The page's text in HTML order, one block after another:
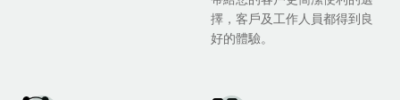
擇，客戶及工作人員都得到良
好的體驗。